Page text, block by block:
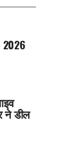
2026
ने डील